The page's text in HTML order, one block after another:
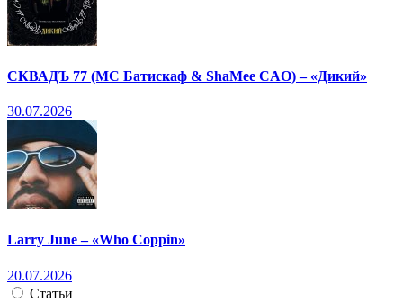
СКВАДЪ 77 (МС Батискаф & ShaMee CAO) – «Дикий»
30.07.2026
Larry June – «Who Coppin»
20.07.2026
Статьи